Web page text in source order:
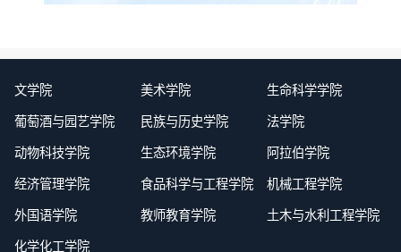
文学院 美术学院 生命科学学院
葡萄酒与园艺学院 民族与历史学院 法学院
动物科技学院 生态环境学院 阿拉伯学院
经济管理学院 食品科学与工程学院 机械工程学院
外国语学院 教师教育学院 土木与水利工程学院
化学化工学院